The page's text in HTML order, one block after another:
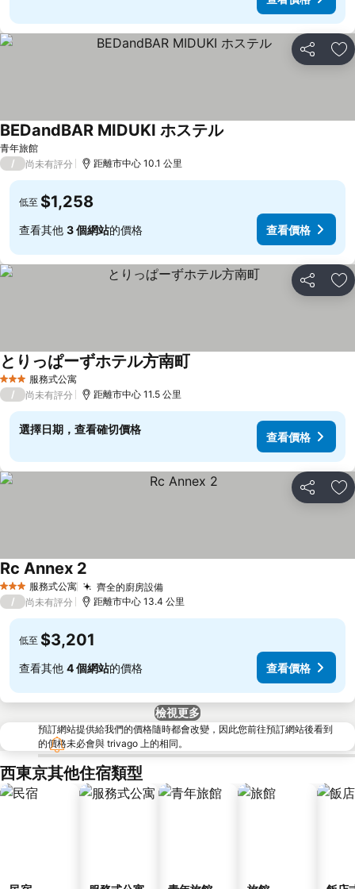
分享 加
青年旅館
BEDandBAR MIDUKI ホステル
/ 尚未有評分 距離市中心 10.1 公里
低至 $1,258
查看其他 3 個網站的價格 查看價格
分享 加
3 星級 服務式公寓
とりっぱーずホテル方南町
/ 尚未有評分 距離市中心 11.5 公里
選擇日期，查看確切價格
查看價格
分享 加
3 星級 服務式公寓 齊全的廚房設備
Rc Annex 2
/ 尚未有評分 距離市中心 13.4 公里
低至 $3,201
查看其他 4 個網站的價格 查看價格
檢視更多
預訂網站提供給我們的價格隨時都會改變，因此您前往預訂網站後看到
的價格未必會與 trivago 上的相同。
西東京其他住宿類型